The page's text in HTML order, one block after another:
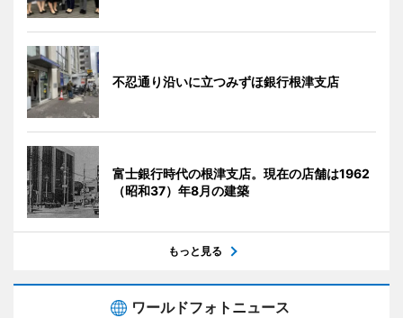
不忍通り沿いに立つみずほ銀行根津支店
富士銀行時代の根津支店。現在の店舗は1962
（昭和37）年8月の建築
もっと見る
ワールドフォトニュース